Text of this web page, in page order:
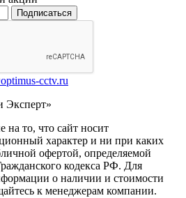
Подписаться
cctv.ru
то, что сайт носит
характер и ни при каких
офертой, определяемой
кодекса РФ. Для
о наличии и стоимости
к менеджерам компании.